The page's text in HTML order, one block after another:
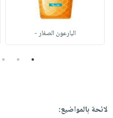
البارعون الصغار -
1
2
3
لائحة بالمواضيع: